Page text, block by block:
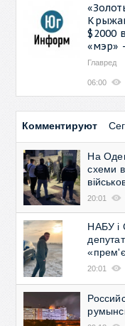
$2000
«мэр»
Главред
06:00
Комментируют
На
схеми
20:01
НАБУ і
20:01